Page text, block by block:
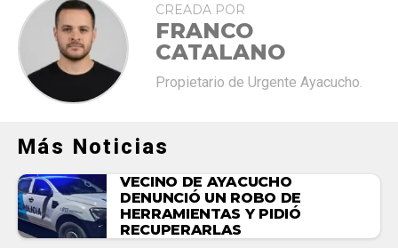
CREADA POR
FRANCO
CATALANO
Propietario de Urgente Ayacucho.
Más Noticias
VECINO DE AYACUCHO
DENUNCIÓ UN ROBO DE
HERRAMIENTAS Y PIDIÓ
RECUPERARLAS